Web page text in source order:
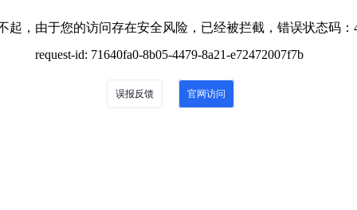
起，由于您的访问存在安全风险，已经被拦截，错误状态码：
request-id: 71640fa0-8b05-4479-8a21-e72472007f7b
误报反馈 官网访问